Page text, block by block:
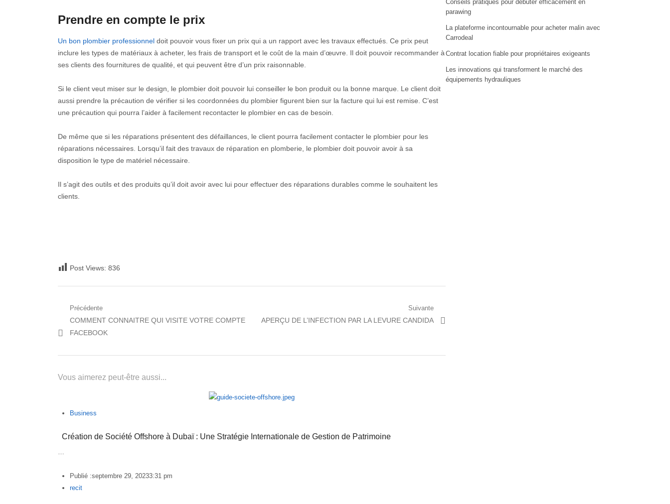
Prendre en compte le prix
Un bon plombier professionnel doit pouvoir vous fixer un prix qui a un rapport avec les travaux effectués. Ce prix peut
inclure les types de matériaux à acheter, les frais de transport et le coût de la main d’œuvre. Il doit pouvoir recommander à
ses clients des fournitures de qualité, et qui peuvent être d’un prix raisonnable.
Si le client veut miser sur le design, le plombier doit pouvoir lui conseiller le bon produit ou la bonne marque. Le client doit
aussi prendre la précaution de vérifier si les coordonnées du plombier figurent bien sur la facture qui lui est remise. C’est
une précaution qui pourra l’aider à facilement recontacter le plombier en cas de besoin.
De même que si les réparations présentent des défaillances, le client pourra facilement contacter le plombier pour les
réparations nécessaires. Lorsqu’il fait des travaux de réparation en plomberie, le plombier doit pouvoir avoir à sa
disposition le type de matériel nécessaire.
Il s’agit des outils et des produits qu’il doit avoir avec lui pour effectuer des réparations durables comme le souhaitent les
clients.
Post Views: 836
Navigation
de
Précédente
Post
précédent:
COMMENT CONNAITRE QUI VISITE VOTRE COMPTE
FACEBOOK
Suivante
Prochain
APERÇU DE L’INFECTION PAR LA LEVURE CANDIDA
Vous aimerez peut-être aussi...
Business
Création de Société Offshore à Dubaï : Une Stratégie Internationale de Gestion de Patrimoine
…
Publié :septembre 29, 20233:31 pm
Author
recit
Conseils pratiques pour débuter efficacement en
parawing
La plateforme incontournable pour acheter malin avec
Carrodeal
Contrat location fiable pour propriétaires exigeants
Les innovations qui transforment le marché des
équipements hydrauliques